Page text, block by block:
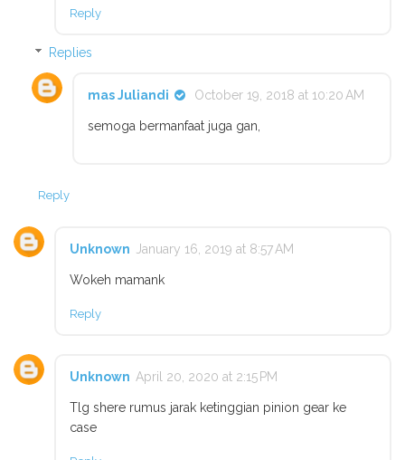
Reply
Replies
mas Juliandi October 19, 2018 at 10:20 AM
semoga bermanfaat juga gan,
Reply
Unknown January 16, 2019 at 8:57 AM
Wokeh mamank
Reply
Unknown April 20, 2020 at 2:15 PM
Tlg shere rumus jarak ketinggian pinion gear ke
case